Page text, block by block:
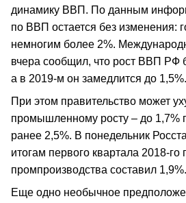
динамику ВВП. По данным
по ВВП остается без изменения:
немногим более 2%.
вчера сообщил, что рост ВВП РФ
а в 2019-м он замедлится до 1,5%.
При этом правительство может
промышленному росту – до 1,7%
ранее 2,5%. В понедельник
итогам первого квартала 2018-го
промпроизводства составил 1,9%.
Еще одно необычное